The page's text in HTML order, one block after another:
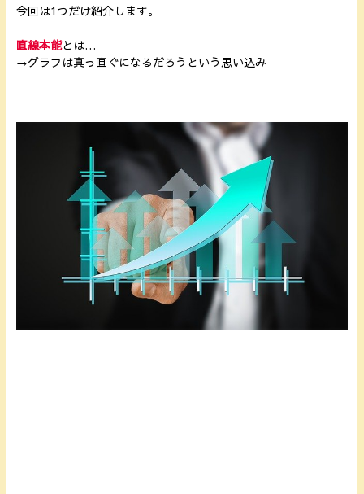
今回は1つだけ紹介します。
直線本能とは…
→グラフは真っ直ぐになるだろうという思い込み